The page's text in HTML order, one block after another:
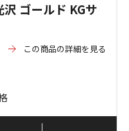
ゴールド KGサ
この商品の詳細を見る